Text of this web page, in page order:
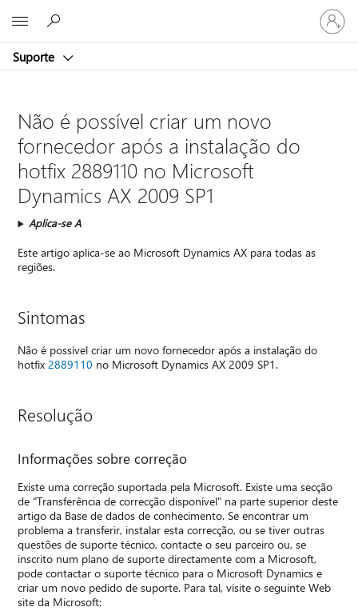
Suporte
Iniciar
sessão
na
Não é possível criar um novo
fornecedor após a instalação do
hotfix 2889110 no Microsoft
Dynamics AX 2009 SP1
Aplica-se A
Este artigo aplica-se ao Microsoft Dynamics AX para todas as
regiões.
Sintomas
Não é possível criar um novo fornecedor após a instalação do
hotfix2889110 no Microsoft Dynamics AX 2009 SP1.
Resolução
Informações sobre correção
Existe uma correção suportada pela Microsoft. Existe uma secção
de "Transferência de correcção disponível" na parte superior deste
artigo da Base de dados de conhecimento. Se encontrar um
problema a transferir, instalar esta correcção, ou se tiver outras
questões de suporte técnico, contacte o seu parceiro ou, se
inscrito num plano de suporte directamente com a Microsoft,
pode contactar o suporte técnico para o Microsoft Dynamics e
criar um novo pedido de suporte. Para tal, visite o seguinte Web
site da Microsoft: